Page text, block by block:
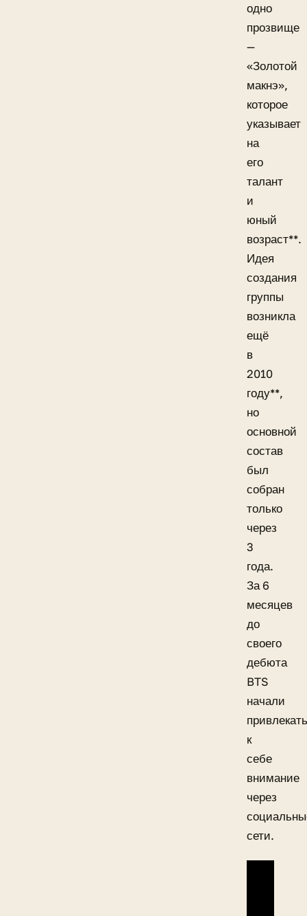
одно
прозвище
—
«Золотой
макнэ»,
которое
указывает
на
его
талант
и
юный
возраст**.
Идея
создания
группы
возникла
ещё
в
2010
году**,
но
основной
состав
был
собран
только
через
3
года.
За 6
месяцев
до
своего
дебюта
BTS
начали
привлекать
к
себе
внимание
через
сети.